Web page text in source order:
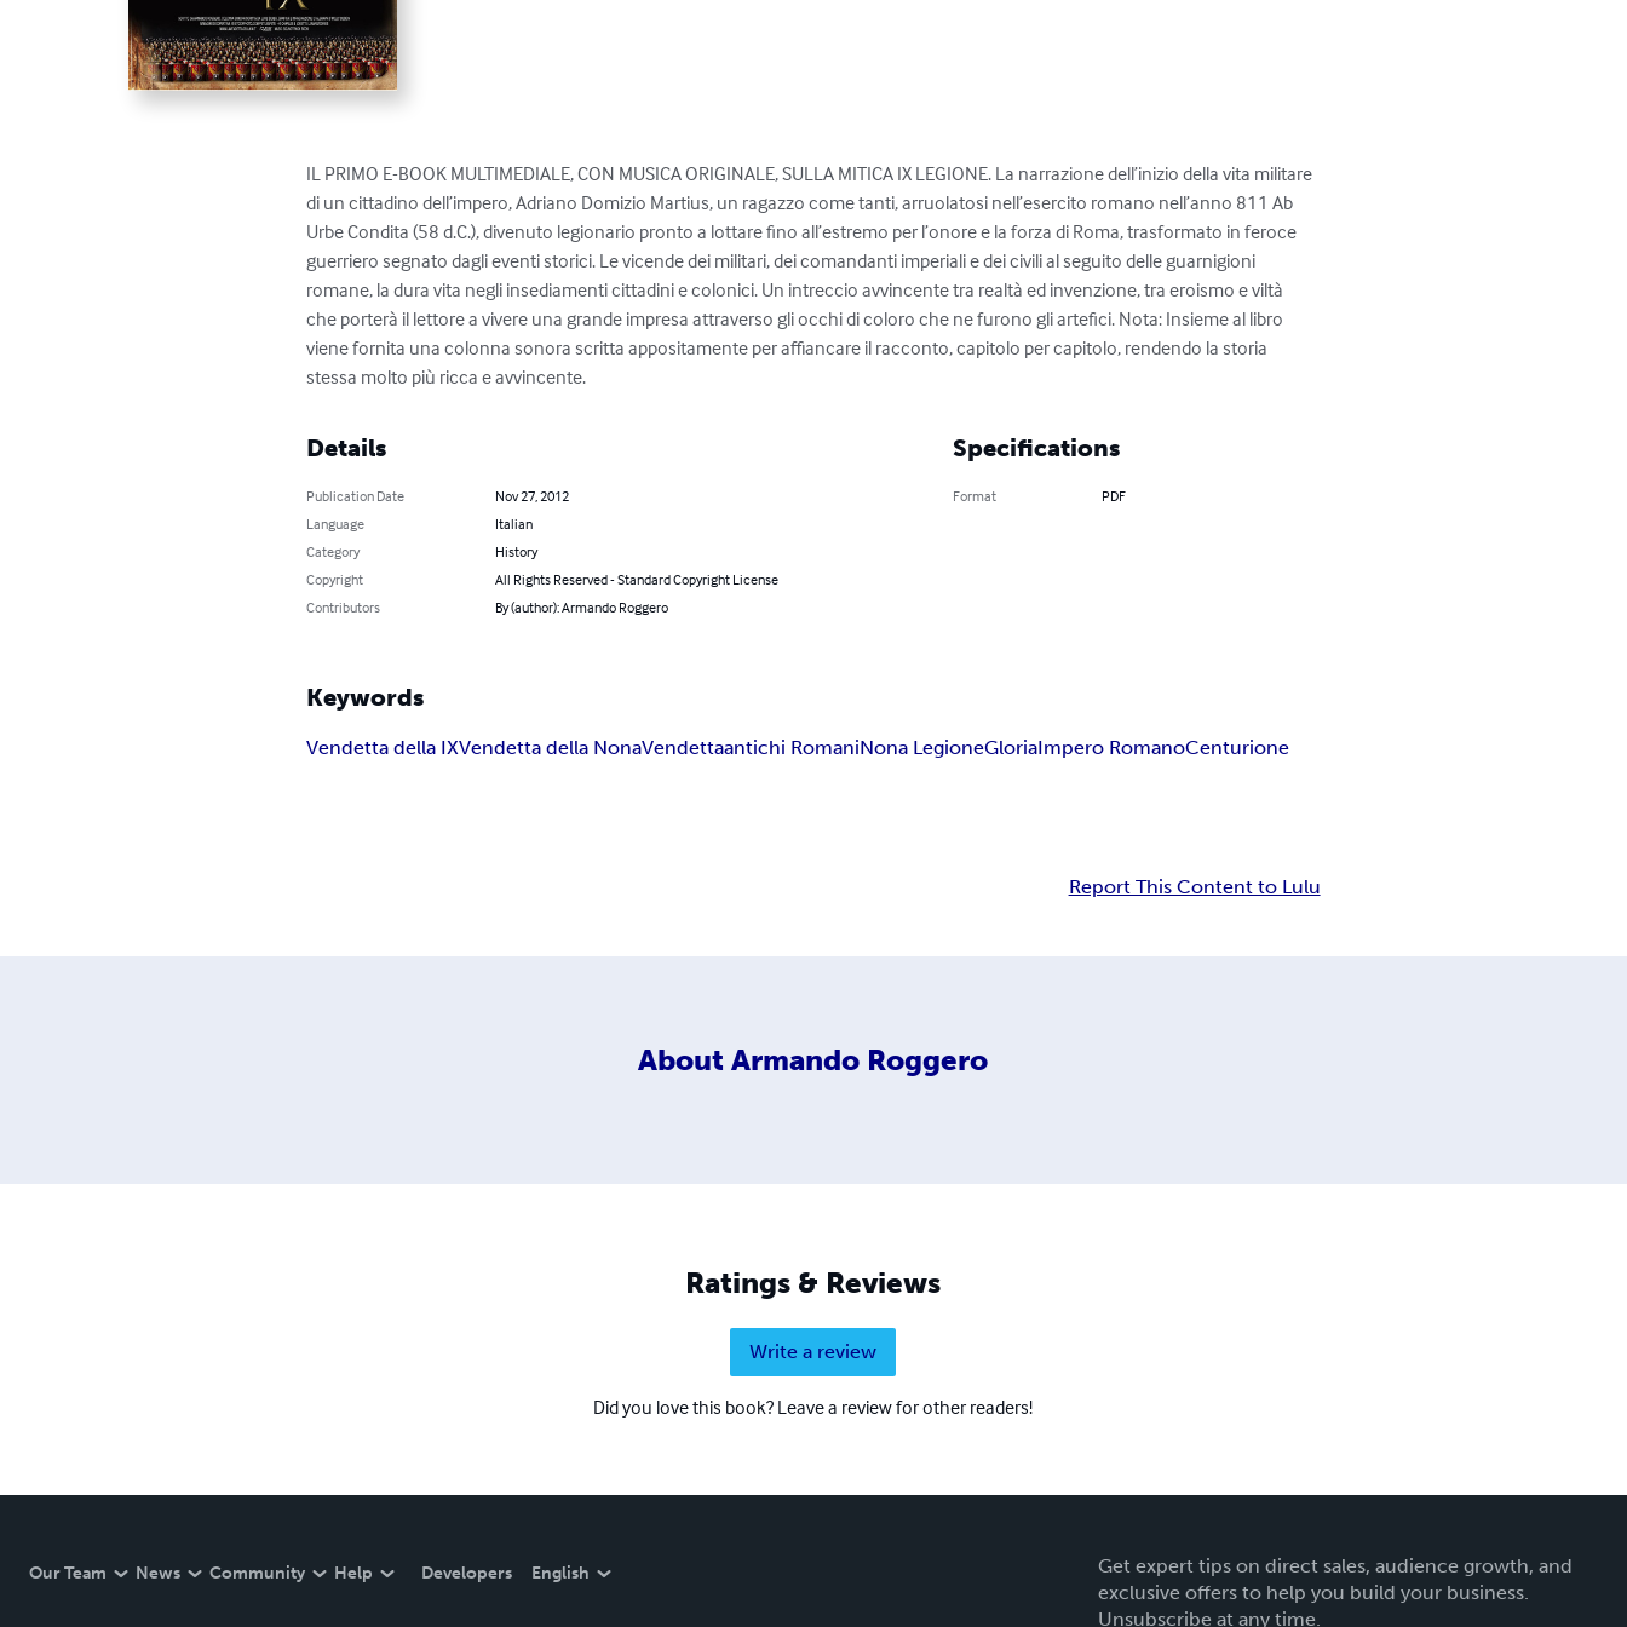
IL PRIMO E-BOOK MULTIMEDIALE, CON MUSICA ORIGINALE, SULLA MITICA IX LEGIONE. La narrazione dell’inizio della vita militare
di un cittadino dell’impero, Adriano Domizio Martius, un ragazzo come tanti, arruolatosi nell’esercito romano nell’anno 811 Ab
Urbe Condita (58 d.C.), divenuto legionario pronto a lottare fino all’estremo per l’onore e la forza di Roma, trasformato in feroce
guerriero segnato dagli eventi storici. Le vicende dei militari, dei comandanti imperiali e dei civili al seguito delle guarnigioni
romane, la dura vita negli insediamenti cittadini e colonici. Un intreccio avvincente tra realtà ed invenzione, tra eroismo e viltà
che porterà il lettore a vivere una grande impresa attraverso gli occhi di coloro che ne furono gli artefici. Nota: Insieme al libro
viene fornita una colonna sonora scritta appositamente per affiancare il racconto, capitolo per capitolo, rendendo la storia
stessa molto più ricca e avvincente.
Details
Publication Date
Nov 27, 2012
Language
Italian
Category
History
Copyright
All Rights Reserved - Standard Copyright License
Contributors
By (author): Armando Roggero
Specifications
Format PDF
Keywords
Vendetta della IXVendetta della NonaVendettaantichi RomaniNona LegioneGloriaImpero RomanoCenturione
Report This Content to Lulu
About Armando Roggero
Ratings & Reviews
Write a review
Did you love this book? Leave a review for other readers!
Our Team News Community Help Developers English
Get expert tips on direct sales, audience growth, and
exclusive offers to help you build your business.
Unsubscribe at any time.